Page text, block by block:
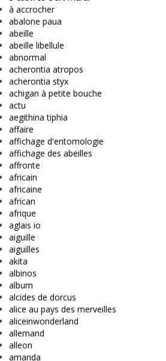
à accrocher
abalone paua
abeille
abeille libellule
abnormal
acherontia atropos
acherontia styx
achigan à petite bouche
actu
aegithina tiphia
affaire
affichage d'entomologie
affichage des abeilles
affronte
africain
africaine
african
afrique
aglais io
aiguille
aiguilles
akita
albinos
album
alcides de dorcus
alice au pays des merveilles
aliceinwonderland
allemand
alleon
amanda